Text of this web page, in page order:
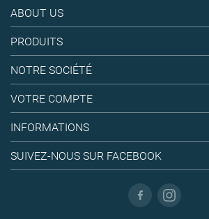
ABOUT US
PRODUITS
NOTRE SOCIÉTÉ
VOTRE COMPTE
INFORMATIONS
SUIVEZ-NOUS SUR FACEBOOK
FacebookInstagram